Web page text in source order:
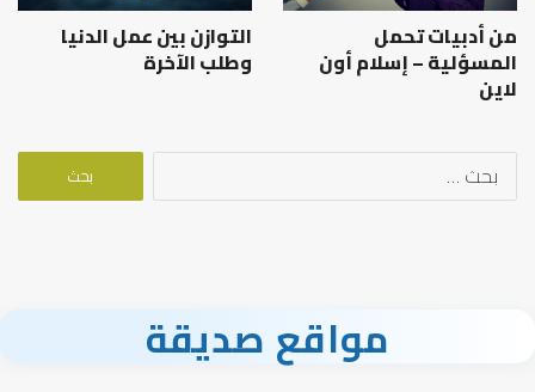
من أدبيات تحمل
المسؤلية – إسلام أون
لاين
التوازن بين عمل الدنيا
وطلب الآخرة
البحث
مواقع صديقة